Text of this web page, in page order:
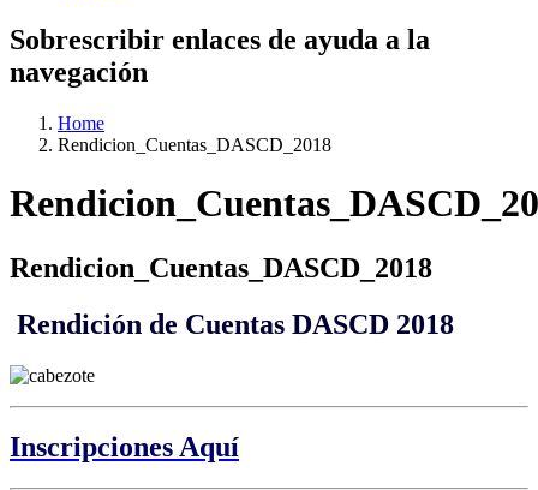
Sobrescribir enlaces de ayuda a la
navegación
Home
Rendicion_Cuentas_DASCD_2018
Rendicion_Cuentas_DASCD_2018
Rendición de Cuentas DASCD 2018
Inscripciones Aquí